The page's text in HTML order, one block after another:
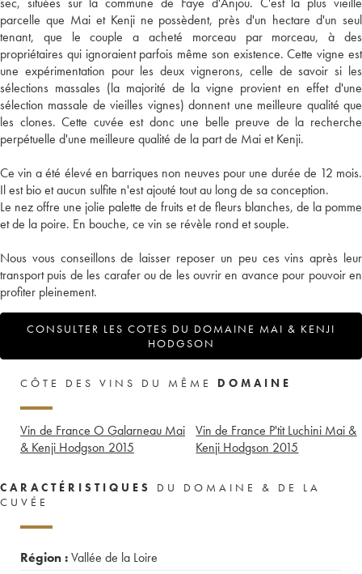
parcelle que Mai et Kenji ne possèdent, près d'un hectare d'un seul
tenant, que le couple a acheté morceau par morceau, à des
propriétaires qui ignoraient parfois même son existence. Cette vigne est
une expérimentation pour les deux vignerons, celle de savoir si les
sélections massales (la majorité de la vigne provient en effet d'une
sélection massale de vieilles vignes) donnent une meilleure qualité que
les clones. Cette cuvée est donc une belle preuve de la recherche
perpétuelle d'une meilleure qualité de la part de Mai et Kenji.
Ce vin a été élevé en barriques non neuves pour une durée de 12 mois.
Il est bio et aucun sulfite n'est ajouté tout au long de sa conception.
Le nez offre une jolie palette de fruits et de fleurs blanches, de la pomme
et de la poire. En bouche, ce vin se révèle rond et souple.
Nous vous conseillons de laisser reposer un peu ces vins après leur
transport puis de les carafer ou de les ouvrir en avance pour pouvoir en
profiter pleinement.
CONSULTER LES COTES DU DOMAINE MAI & KENJI
HODGSON
CÔTE DES VINS DU MÊME DOMAINE
Vin de France O Galarneau Mai
& Kenji Hodgson 2015
Vin de France P'tit Luchini Mai &
Kenji Hodgson 2015
CARACTÉRISTIQUES
DU DOMAINE & DE LA
CUVÉE
Région :Vallée de la Loire